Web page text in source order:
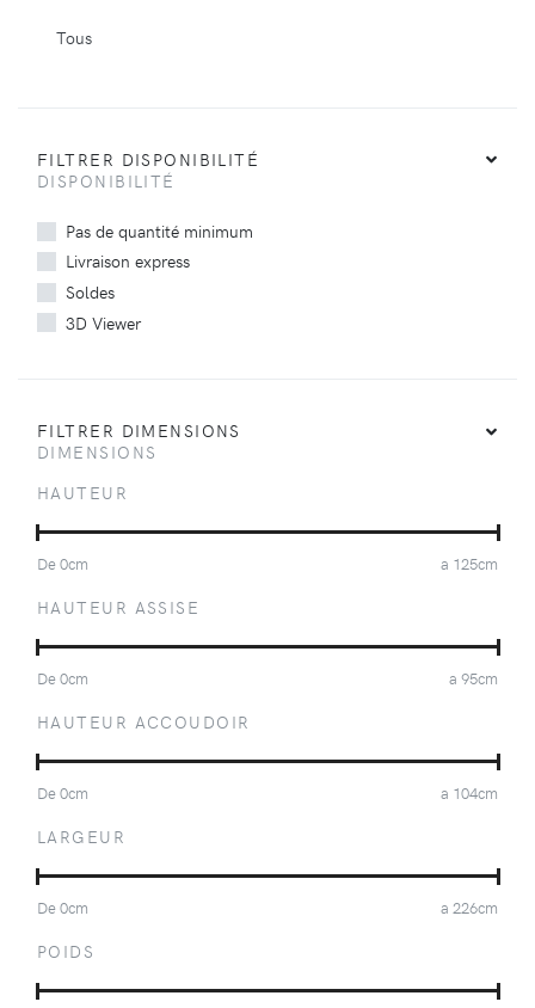
Tous
FILTRER DISPONIBILITÉ
DISPONIBILITÉ
Pas de quantité minimum
Livraison express
Soldes
3D Viewer
FILTRER DIMENSIONS
DIMENSIONS
HAUTEUR
De0cm a 125cm
HAUTEUR ASSISE
De0cm a 95cm
HAUTEUR ACCOUDOIR
De0cm a 104cm
LARGEUR
De0cm a 226cm
POIDS